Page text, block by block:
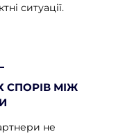
ситуації.
СПОРІВ МІЖ
не